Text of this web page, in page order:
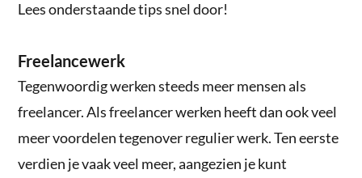
Lees onderstaande tips snel door!
Freelancewerk
Tegenwoordig werken steeds meer mensen als
freelancer. Als freelancer werken heeft dan ook veel
meer voordelen tegenover regulier werk. Ten eerste
verdien je vaak veel meer, aangezien je kunt